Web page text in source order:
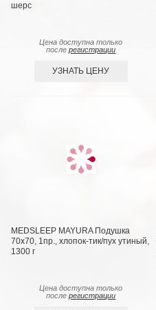
шерс
Цена доступна только
послерегистрации
УЗНАТЬ ЦЕНУ
MEDSLEEP MAYURA Подушка
70х70, 1пр., хлопок-тик/пух утиный,
1300 г
Цена доступна только
послерегистрации